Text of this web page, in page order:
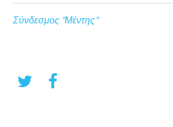
Σύνδεσμος "Μέντης"